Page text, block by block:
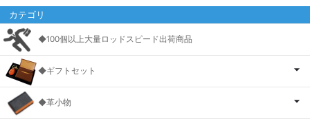
カテゴリ
◆100個以上大量ロッドスピード出荷商品
◆ギフトセット
◆革小物